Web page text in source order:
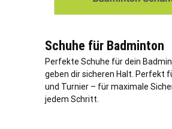
Schuhe für Badminton
Perfekte Schuhe für dein
geben dir sicheren Halt. Perfekt
und Turnier – für maximale
jedem Schritt.